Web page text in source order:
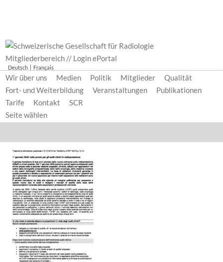
Mitgliederbereich // Login ePortal
Deutsch Français
Wir über uns Medien Politik Mitglieder
Qualität
Fort- und Weiterbildung
Veranstaltungen
Publikationen
Tarife
Kontakt
SCR
Seite wählen